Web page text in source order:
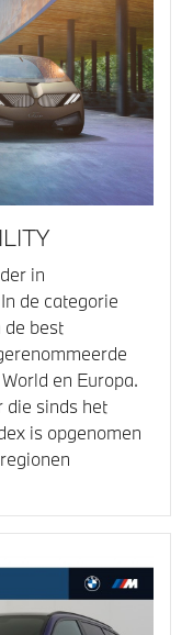
in
de categorie
de best
en Europa.
die sinds het
is opgenomen